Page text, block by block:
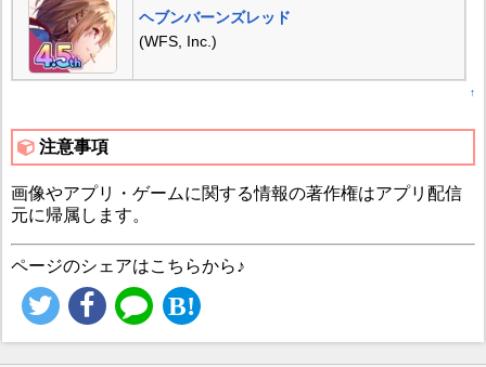
ヘブンバーンズレッド
(WFS, Inc.)
↑
注意事項
画像やアプリ・ゲームに関する情報の著作権はアプリ配信
元に帰属します。
ページのシェアはこちらから♪